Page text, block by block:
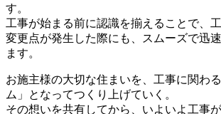
す。
工事が始まる前に認識を揃えることで、
変更点が発生した際にも、スムーズで迅
ます。
お施主様の大切な住まいを、工事に関わ
ム」となってつくり上げていく。
その想いを共有してから、いよいよ工事